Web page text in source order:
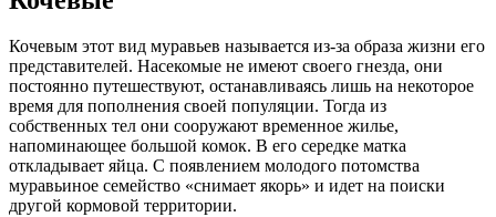
Кочевым этот вид муравьев называется из-за образа жизни его
представителей. Насекомые не имеют своего гнезда, они
постоянно путешествуют, останавливаясь лишь на некоторое
время для пополнения своей популяции. Тогда из
собственных тел они сооружают временное жилье,
напоминающее большой комок. В его середке матка
откладывает яйца. С появлением молодого потомства
муравьиное семейство «снимает якорь» и идет на поиски
другой кормовой территории.